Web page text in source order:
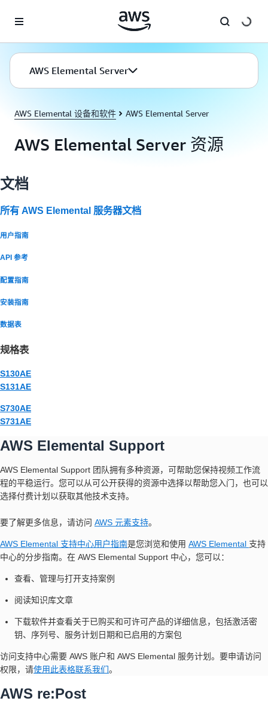
AWS Elemental Server
AWS Elemental 设备和软件 AWS Elemental Server
AWS Elemental Server 资源
文档
所有 AWS Elemental 服务器文档
用户指南
API 参考
配置指南
安装指南
数据表
规格表
S130AE
S131AE
S730AE
S731AE
AWS Elemental Support
AWS Elemental Support 团队拥有多种资源，可帮助您保持视频工作流
程的平稳运行。您可以从可公开获得的资源中选择以帮助您入门，也可以
选择付费计划以获取其他技术支持。
要了解更多信息，请访问 AWS 元素支持。
AWS Elemental 支持中心用户指南是您浏览和使用 AWS Elemental 支持
中心的分步指南。在 AWS Elemental Support 中心，您可以：
查看、管理与打开支持案例
阅读知识库文章
下载软件并查看关于已购买和可许可产品的详细信息，包括激活密
钥、序列号、服务计划日期和已启用的方案包
访问支持中心需要 AWS 账户和 AWS Elemental 服务计划。要申请访问
权限，请使用此表格联系我们。
AWS re:Post